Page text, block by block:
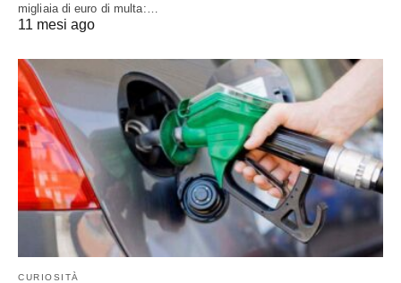
migliaia di euro di multa:…
11 mesi ago
CURIOSITÀ